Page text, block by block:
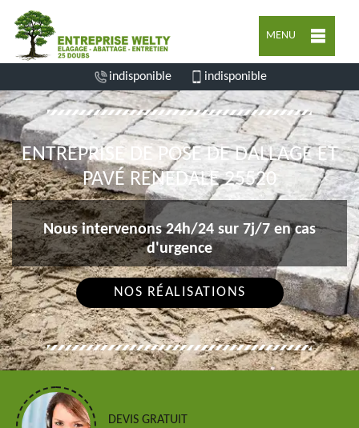
MENU
indisponible indisponible
ENTREPRISE DE POSE DE DALLAGE ET
PAVÉ RENEDALE 25520
Nous intervenons 24h/24 sur 7j/7 en cas
d'urgence
NOS RÉALISATIONS
DEVIS GRATUIT